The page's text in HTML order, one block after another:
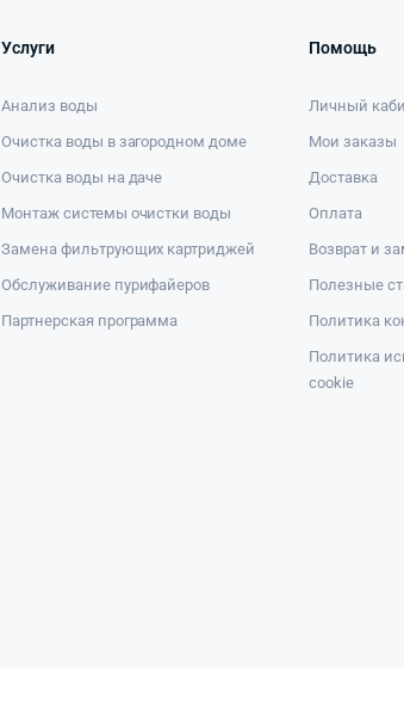
Услуги
Анализ воды
Очистка воды в загородном доме
Очистка воды на даче
Монтаж системы очистки воды
Замена фильтрующих картриджей
Обслуживание пурифайеров
Партнерская программа
Помощь
Личный
Мои заказы
Доставка
Оплата
Возврат и
Полезные
Политика
Политика
cookie